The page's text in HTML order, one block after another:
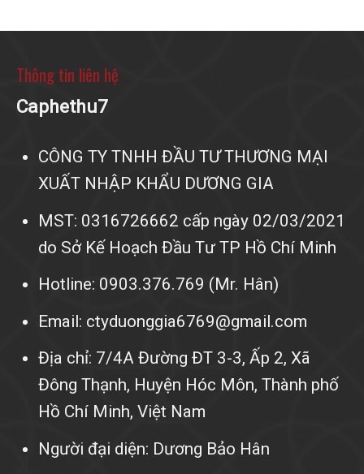
Thông tin liên hệ
Caphethu7
CÔNG TY TNHH ĐẦU TƯ THƯƠNG MẠI
XUẤT NHẬP KHẨU DƯƠNG GIA
MST: 0316726662 cấp ngày 02/03/2021
do Sở Kế Hoạch Đầu Tư TP Hồ Chí Minh
Hotline: 0903.376.769 (Mr. Hân)
Email: ctyduonggia6769@gmail.com
Địa chỉ: 7/4A Đường ĐT 3-3, Ấp 2, Xã
Đông Thạnh, Huyện Hóc Môn, Thành phố
Hồ Chí Minh, Việt Nam
Người đại diện: Dương Bảo Hân